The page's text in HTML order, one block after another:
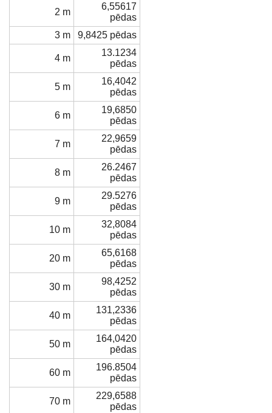
2 m
6,55617
pēdas
3 m
9,8425 pēdas
4 m
13.1234
pēdas
5 m
16,4042
pēdas
6 m
19,6850
pēdas
7 m
22,9659
pēdas
8 m
26.2467
pēdas
9 m
29.5276
pēdas
10 m
32,8084
pēdas
20 m
65,6168
pēdas
30 m
98,4252
pēdas
40 m
131,2336
pēdas
50 m
164,0420
pēdas
60 m
196.8504
pēdas
70 m
229,6588
pēdas